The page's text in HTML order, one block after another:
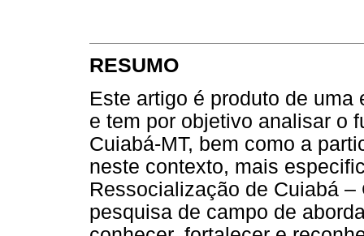
RESUMO
Este artigo é produto de
e tem por objetivo analisar o
Cuiabá-MT, bem como a
neste contexto, mais
Ressocialização de Cuiabá
pesquisa de campo de